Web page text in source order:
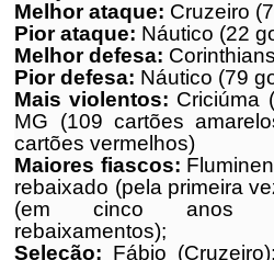
Melhor ataque: Cruzeiro
Pior ataque: Náutico (22
Melhor defesa:
Pior defesa: Náutico (79
Mais violentos: Criciúma
MG (109 cartões
cartões vermelhos)
Maiores fiascos:
rebaixado (pela primeira
(em cinco anos
rebaixamentos);
Seleção: Fábio